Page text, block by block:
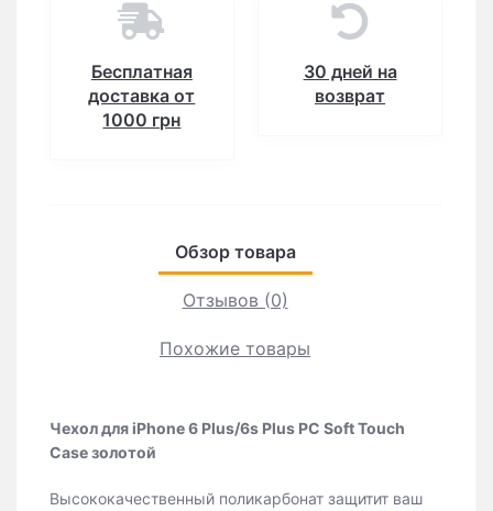
Бесплатная
доставка от
1000 грн
30 дней на
возврат
Обзор товара
Отзывов (0)
Похожие товары
Чехол для iPhone 6 Plus/6s Plus PC Soft Touch
Case золотой
Высококачественный поликарбонат защитит ваш